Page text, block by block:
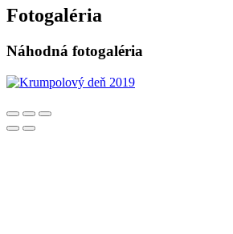
Fotogaléria
Náhodná fotogaléria